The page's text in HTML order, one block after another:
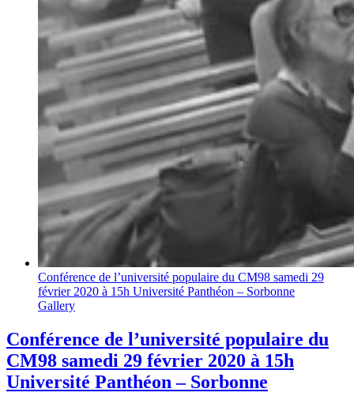
Conférence de l’université populaire du CM98 samedi 29
février 2020 à 15h Université Panthéon – Sorbonne
Gallery
Conférence de l’université populaire du
CM98 samedi 29 février 2020 à 15h
Université Panthéon – Sorbonne